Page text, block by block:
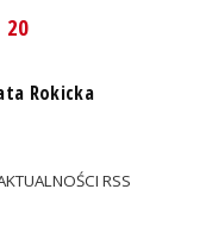
20
Rokicka
RSS